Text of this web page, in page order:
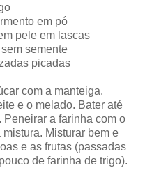
em pó
pele em lascas
semente
picadas
com a manteiga.
e o melado. Bater até
a farinha com o
Misturar bem e
e as frutas (passadas
de farinha de trigo).